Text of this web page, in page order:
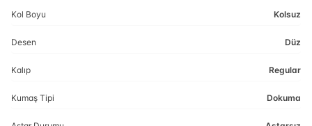
Kol Boyu Kolsuz
Desen Düz
Kalıp Regular
Kumaş Tipi Dokuma